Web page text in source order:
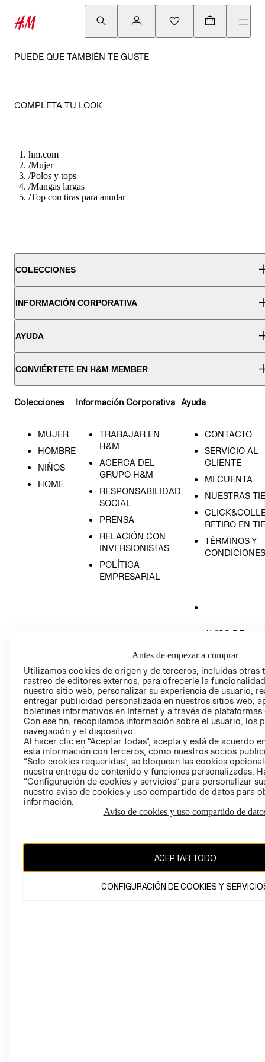
PUEDE QUE TAMBIÉN TE GUSTE
COMPLETA TU LOOK
hm.com
/Mujer
/Polos y tops
/Mangas largas
/Top con tiras para anudar
COLECCIONES
INFORMACIÓN CORPORATIVA
AYUDA
CONVIÉRTETE EN H&M MEMBER
Colecciones
MUJER
HOMBRE
NIÑOS
HOME
Información Corporativa
TRABAJAR EN
H&M
ACERCA DEL
GRUPO H&M
RESPONSABILIDAD
SOCIAL
PRENSA
RELACIÓN CON
INVERSIONISTAS
POLÍTICA
EMPRESARIAL
Ayuda
CONTACTO
SERVICIO AL
CLIENTE
MI CUENTA
NUESTRAS
RETIRO EN
TÉRMINOS Y
CONDICIONES
AVISO DE
GIFT CARD
AVISO DE
Perú (S/)
CAMBIAR REGIÓN
propiedad de H&M Hennes & Mauritz AB
Antes de empezar a comprar
Utilizamos cookies de origen y de terceros, incluidas otras
rastreo de editores externos, para ofrecerle la
nuestro sitio web, personalizar su experiencia de usuario,
entregar publicidad personalizada en nuestros sitios web,
boletines informativos en Internet y a través de plataformas
Con ese fin, recopilamos información sobre el usuario, los
navegación y el dispositivo.
Al hacer clic en “Aceptar todas”, acepta y está de acuerdo
esta información con terceros, como nuestros socios
“Solo cookies requeridas”, se bloquean las cookies
nuestra entrega de contenido y funciones personalizadas.
“Configuración de cookies y servicios” para personalizar
nuestro aviso de cookies y uso compartido de datos para
información.
Aviso de cookies y uso compartido de
ACEPTAR TODO
CONFIGURACIÓN DE COOKIES Y